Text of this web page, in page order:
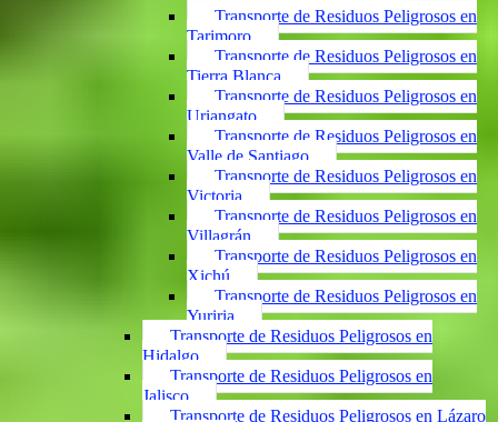
Transporte de Residuos Peligrosos en
Tarimoro
Transporte de Residuos Peligrosos en
Tierra Blanca
Transporte de Residuos Peligrosos en
Uriangato
Transporte de Residuos Peligrosos en
Valle de Santiago
Transporte de Residuos Peligrosos en
Victoria
Transporte de Residuos Peligrosos en
Villagrán
Transporte de Residuos Peligrosos en
Xichú
Transporte de Residuos Peligrosos en
Yuriria
Transporte de Residuos Peligrosos en
Hidalgo
Transporte de Residuos Peligrosos en
Jalisco
Transporte de Residuos Peligrosos en Lázaro